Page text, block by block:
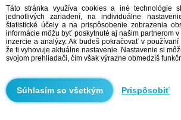
Ona hľadá jeho: Ženy, 23
Ona hľadá jeho: Ženy, 23 - Slovensko
Ona hľadá jeho: Ženy, 23 - Trnavský kraj
Ona hľadá jeho: Ženy, 23 - Trnava
Zoznamka Slovensko
Zoznamka Trnavský kraj
Zoznamka Trnava
Odporúčame
Táto stránka využíva cookies a iné technológie
jednotlivých zariadení, na individuálne
štatistické účely a na prispôsobenie zobrazenia
informácie môžu byť poskytnuté aj našim partnerom
inzercie a analýzy. Ak budeš pokračovať v používaní
že ti vyhovuje aktuálne nastavenie. Nastavenie si
svojom prehliadači, čím však výrazne obmedzíš
Prispôsobiť